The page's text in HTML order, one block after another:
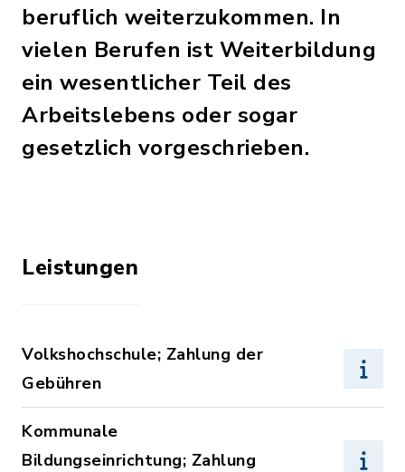
beruflich weiterzukommen. In
vielen Berufen ist Weiterbildung
ein wesentlicher Teil des
Arbeitslebens oder sogar
gesetzlich vorgeschrieben.
Leistungen
Volkshochschule; Zahlung der
Gebühren
Kommunale
Bildungseinrichtung; Zahlung